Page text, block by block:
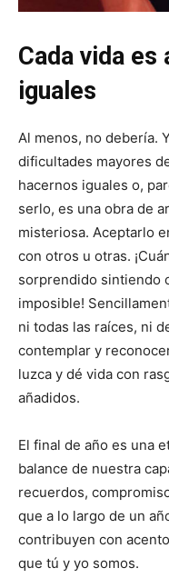
Cada vida
iguales
Al menos, no debería.
dificultades mayores
hacernos iguales o,
serlo, es una obra de
misteriosa. Aceptarlo
con otros u otras.
sorprendido sintiendo
imposible!
ni todas las raíces, ni
contemplar y
luzca y dé vida con
añadidos.
El final de año es una
balance de nuestra
recuerdos,
que a lo largo de un
contribuyen con
que tú y yo somos.